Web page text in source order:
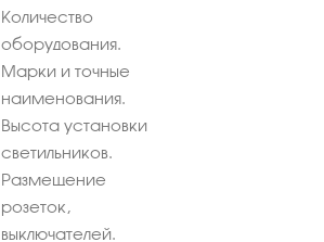
Количество
оборудования.
Марки и точные
наименования.
Высота установки
светильников.
Размещение
розеток,
выключателей.